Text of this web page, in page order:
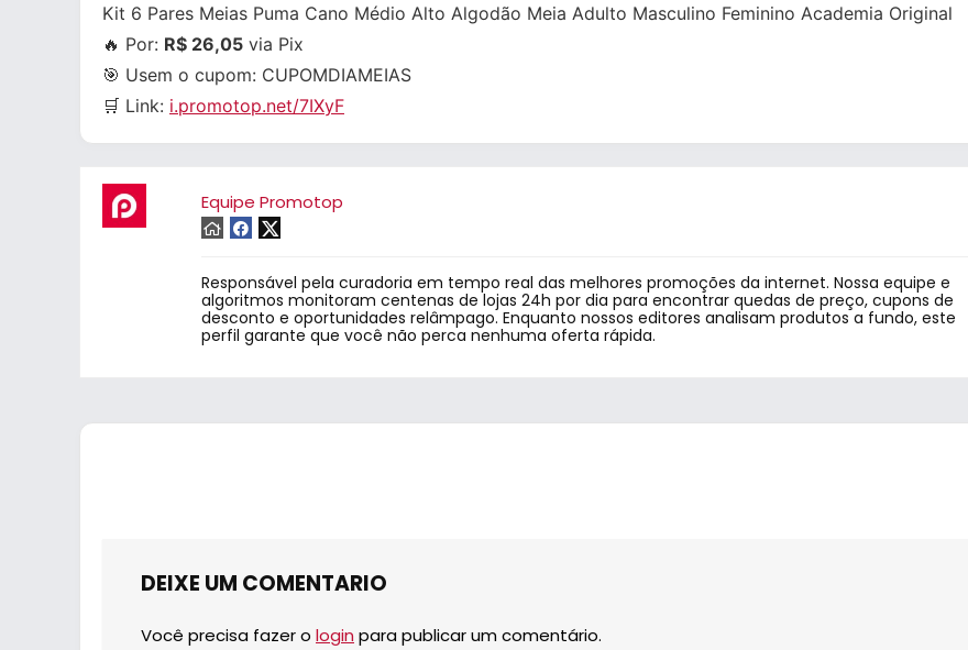
Kit 6 Pares Meias Puma Cano Médio Alto Algodão Meia Adulto Masculino Feminino Academia Original
🔥 Por: R$ 26,05 via Pix
🎯 Usem o cupom: CUPOMDIAMEIAS
🛒 Link: i.promotop.net/7IXyF
Equipe Promotop
Responsável pela curadoria em tempo real das melhores promoções da internet. Nossa equipe e
algoritmos monitoram centenas de lojas 24h por dia para encontrar quedas de preço, cupons de
desconto e oportunidades relâmpago. Enquanto nossos editores analisam produtos a fundo, este
perfil garante que você não perca nenhuma oferta rápida.
DEIXE UM COMENTARIO
Você precisa fazer o login para publicar um comentário.